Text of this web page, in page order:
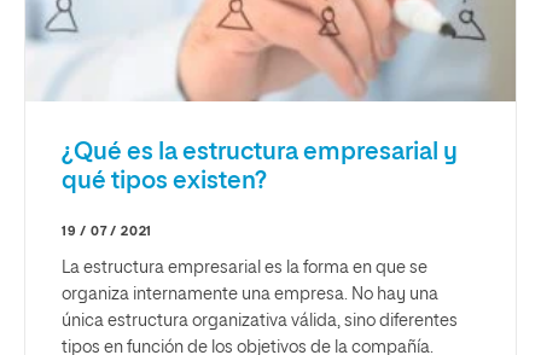
¿Qué es la estructura empresarial y
qué tipos existen?
19 / 07 / 2021
La estructura empresarial es la forma en que se
organiza internamente una empresa. No hay una
única estructura organizativa válida, sino diferentes
tipos en función de los objetivos de la compañía.